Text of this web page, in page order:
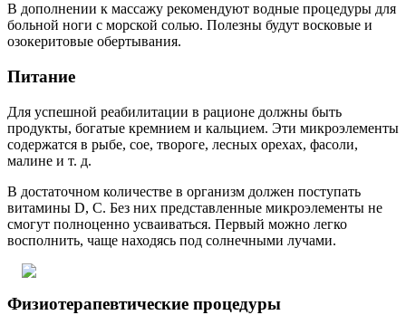
В дополнении к массажу рекомендуют водные процедуры для
больной ноги с морской солью. Полезны будут восковые и
озокеритовые обертывания.
Питание
Для успешной реабилитации в рационе должны быть
продукты, богатые кремнием и кальцием. Эти микроэлементы
содержатся в рыбе, сое, твороге, лесных орехах, фасоли,
малине и т. д.
В достаточном количестве в организм должен поступать
витамины D, C. Без них представленные микроэлементы не
смогут полноценно усваиваться. Первый можно легко
восполнить, чаще находясь под солнечными лучами.
Физиотерапевтические процедуры